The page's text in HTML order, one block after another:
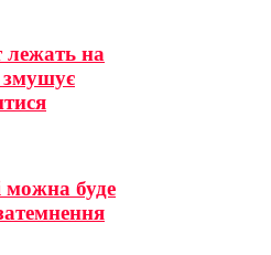
лежать на
змушує
можна буде